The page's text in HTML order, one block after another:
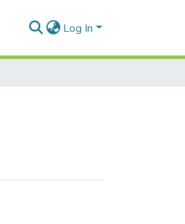
Log In